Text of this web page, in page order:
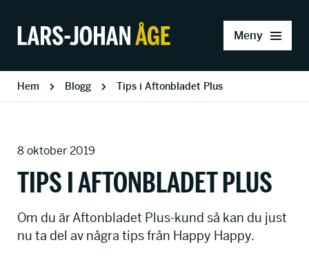
Meny
Hem Blogg Tips i Aftonbladet Plus
8 oktober 2019
TIPS I AFTONBLADET PLUS
Om du är Aftonbladet Plus-kund så kan du just
nu ta del av några tips från Happy Happy.